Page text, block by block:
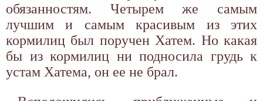
обязанностям. Четырем же самым
лучшим и самым красивым из этих
кормилиц был поручен Хатем. Но какая
бы из кормилиц ни подносила грудь к
устам Хатема, он ее не брал.